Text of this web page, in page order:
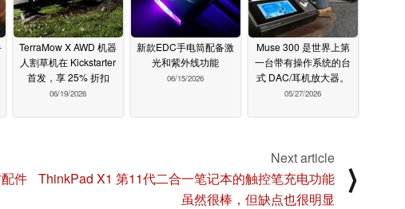
TerraMow X AWD 机器
人割草机在 Kickstarter
首发，享 25% 折扣
06/19/2026
新款EDC手电筒配备激
光和紫外线功能
06/15/2026
Muse 300 是世界上第
一台带有操作系统的台
式 DAC/耳机放大器。
05/27/2026
件
Next article
ThinkPad X1 第11代二合一笔记本的触控笔充电功能
虽然很棒，但缺点也很明显
⟩